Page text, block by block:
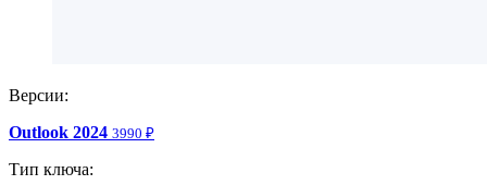
Версии:
Outlook 2024 3990 ₽
Тип ключа: